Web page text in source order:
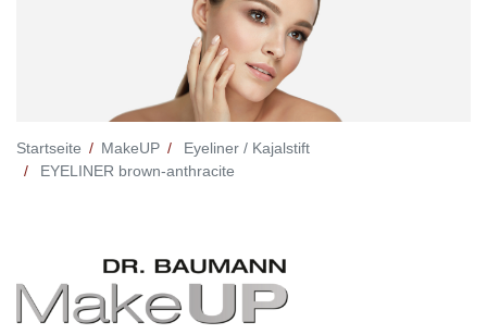
Startseite MakeUP
Eyeliner / Kajalstift
EYELINER brown-anthracite